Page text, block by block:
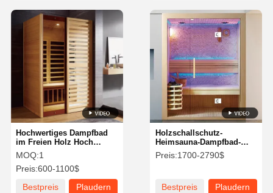
Hochwertiges Dampfbad
im Freien Holz Hoch
Privatsphäre
Vorgefertigtes Saunahaus
MOQ:1
Preis:600-1100$
Bestpreis
Plaudern
Holzschallschutz-
Heimsauna-Dampfbad-
Innen-Dampfbad für
Zuhause
Preis:1700-2790$
Bestpreis
Plaudern